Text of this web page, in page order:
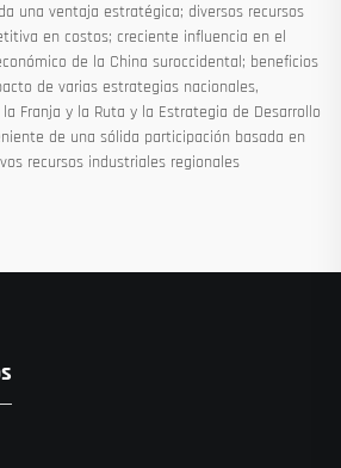
una ventaja estratégica; diversos recursos
en costos; creciente influencia en el
de la China suroccidental; beneficios
de varias estrategias nacionales,
Franja y la Ruta y la Estrategia de Desarrollo
de una sólida participación basada en
recursos industriales regionales